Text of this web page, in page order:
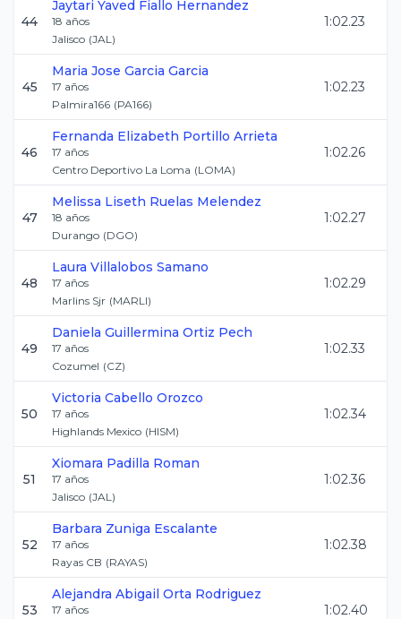
44
Jaytari Yaved Fiallo Hernandez
18 años
Jalisco (JAL)
1:02.23
45
Maria Jose Garcia Garcia
17 años
Palmira166 (PA166)
1:02.23
46
Fernanda Elizabeth Portillo Arrieta
17 años
Centro Deportivo La Loma (LOMA)
1:02.26
47
Melissa Liseth Ruelas Melendez
18 años
Durango (DGO)
1:02.27
48
Laura Villalobos Samano
17 años
Marlins Sjr (MARLI)
1:02.29
49
Daniela Guillermina Ortiz Pech
17 años
Cozumel (CZ)
1:02.33
50
Victoria Cabello Orozco
17 años
Highlands Mexico (HISM)
1:02.34
51
Xiomara Padilla Roman
17 años
Jalisco (JAL)
1:02.36
52
Barbara Zuniga Escalante
17 años
Rayas CB (RAYAS)
1:02.38
53
Alejandra Abigail Orta Rodriguez
17 años
1:02.40